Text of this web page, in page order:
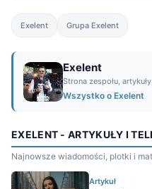
Exelent Grupa Exelent
Exelent
Strona zespołu,
Wszystko o Exelent
EXELENT - ARTYKUŁY I
Najnowsze wiadomości, plotki i
Artykuł